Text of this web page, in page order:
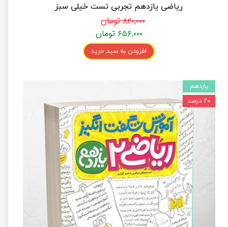
ریاضی یازدهم تجربی تست خیلی سبز
۸۲۰,۰۰۰ تومان
۶۵۶,۰۰۰ تومان
افزودن به سبد خرید
یازدهم
۲۰ درصد